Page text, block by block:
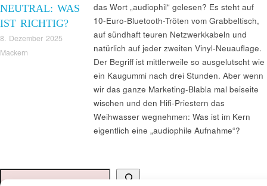
NEUTRAL: WAS
IST RICHTIG?
8. Dezember 2025
Mackern
das Wort „audiophil“ gelesen? Es steht auf
10-Euro-Bluetooth-Tröten vom Grabbeltisch,
auf sündhaft teuren Netzwerkkabeln und
natürlich auf jeder zweiten Vinyl-Neuauflage.
Der Begriff ist mittlerweile so ausgelutscht wie
ein Kaugummi nach drei Stunden. Aber wenn
wir das ganze Marketing-Blabla mal beiseite
wischen und den Hifi-Priestern das
Weihwasser wegnehmen: Was ist im Kern
eigentlich eine „audiophile Aufnahme“?
Suchen